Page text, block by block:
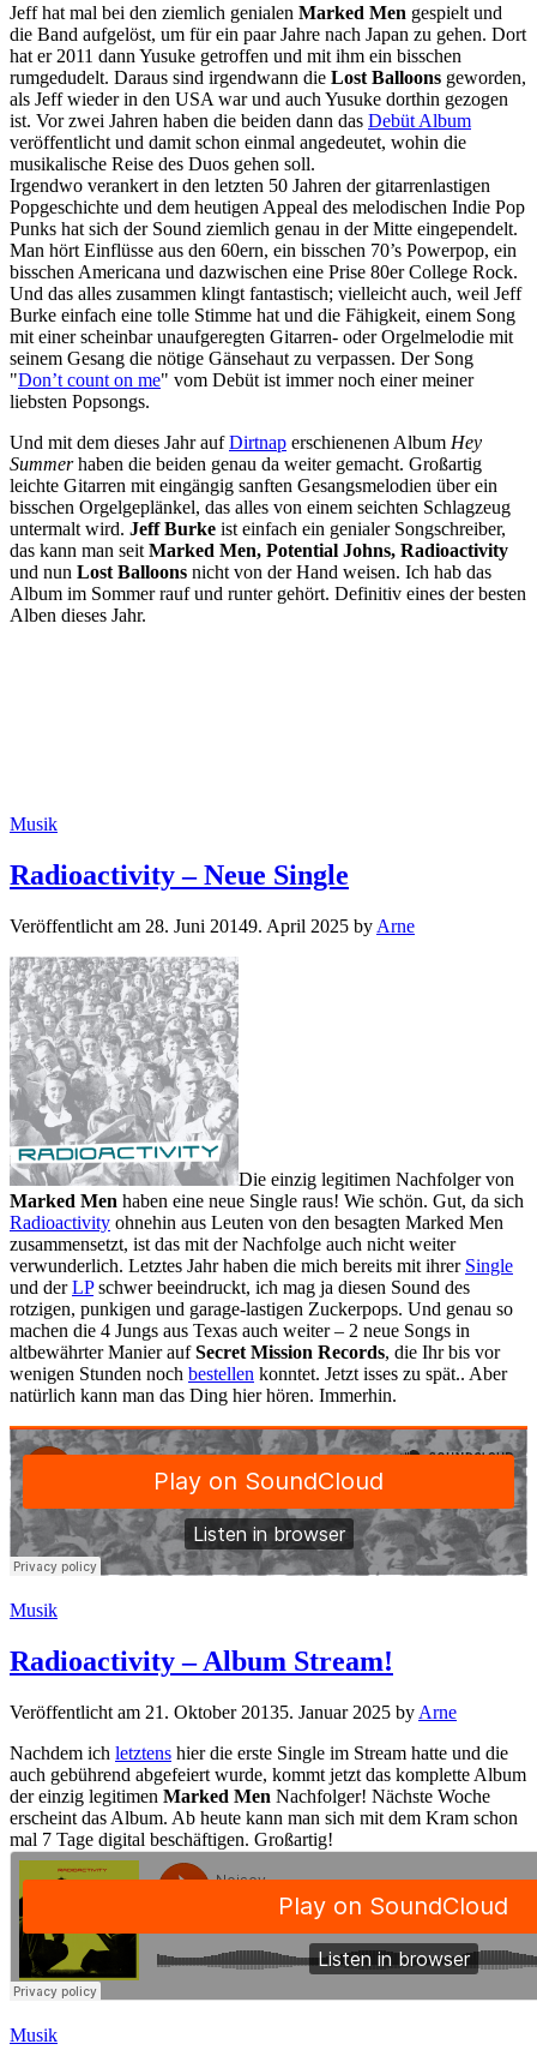
Jeff hat mal bei den ziemlich genialen Marked Men gespielt und
die Band aufgelöst, um für ein paar Jahre nach Japan zu gehen. Dort
hat er 2011 dann Yusuke getroffen und mit ihm ein bisschen
rumgedudelt. Daraus sind irgendwann die Lost Balloons geworden,
als Jeff wieder in den USA war und auch Yusuke dorthin gezogen
ist. Vor zwei Jahren haben die beiden dann das Debüt Album
veröffentlicht und damit schon einmal angedeutet, wohin die
musikalische Reise des Duos gehen soll.
Irgendwo verankert in den letzten 50 Jahren der gitarrenlastigen
Popgeschichte und dem heutigen Appeal des melodischen Indie Pop
Punks hat sich der Sound ziemlich genau in der Mitte eingependelt.
Man hört Einflüsse aus den 60ern, ein bisschen 70’s Powerpop, ein
bisschen Americana und dazwischen eine Prise 80er College Rock.
Und das alles zusammen klingt fantastisch; vielleicht auch, weil Jeff
Burke einfach eine tolle Stimme hat und die Fähigkeit, einem Song
mit einer scheinbar unaufgeregten Gitarren- oder Orgelmelodie mit
seinem Gesang die nötige Gänsehaut zu verpassen. Der Song
"Don’t count on me" vom Debüt ist immer noch einer meiner
liebsten Popsongs.
Und mit dem dieses Jahr aufDirtnap erschienenen Album Hey
Summerhaben die beiden genau da weiter gemacht. Großartig
leichte Gitarren mit eingängig sanften Gesangsmelodien über ein
bisschen Orgelgeplänkel, das alles von einem seichten Schlagzeug
untermalt wird. Jeff Burke ist einfach ein genialer Songschreiber,
das kann man seit Marked Men, Potential Johns, Radioactivity
und nun Lost Balloons nicht von der Hand weisen. Ich hab das
Album im Sommer rauf und runter gehört. Definitiv eines der besten
Alben dieses Jahr.
Kategorien
Musik
Radioactivity – Neue Single
Veröffentlicht am 28. Juni 20149. April 2025 by Arne
Die einzig legitimen Nachfolger von
Marked Men haben eine neue Single raus! Wie schön. Gut, da sich
Radioactivity ohnehin aus Leuten von den besagten Marked Men
zusammensetzt, ist das mit der Nachfolge auch nicht weiter
verwunderlich. Letztes Jahr haben die mich bereits mit ihrer Single
und derLPschwer beeindruckt, ich mag ja diesen Sound des
rotzigen, punkigen und garage-lastigen Zuckerpops. Und genau so
machen die 4 Jungs aus Texas auch weiter – 2 neue Songs in
altbewährter Manier aufSecret Mission Records, die Ihr bis vor
wenigen Stunden noch bestellen konntet. Jetzt isses zu spät.. Aber
natürlich kann man das Ding hier hören. Immerhin.
Kategorien
Musik
Radioactivity – Album Stream!
Veröffentlicht am 21. Oktober 20135. Januar 2025 by Arne
Nachdem ich letztens hier die erste Single im Stream hatte und die
auch gebührend abgefeiert wurde, kommt jetzt das komplette Album
der einzig legitimen Marked Men Nachfolger! Nächste Woche
erscheint das Album. Ab heute kann man sich mit dem Kram schon
mal 7 Tage digital beschäftigen. Großartig!
Kategorien
Musik